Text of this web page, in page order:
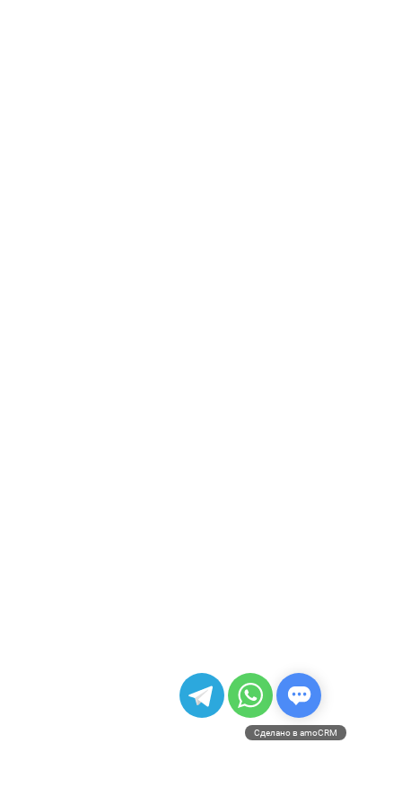
Сделано в amoCRM